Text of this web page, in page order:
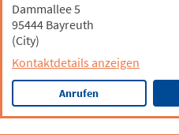
Dammallee 5
95444 Bayreuth
(City)
Kontaktdetails anzeigen
Anrufen